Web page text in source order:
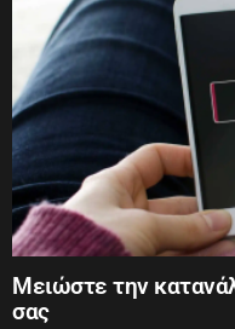
Μειώστε την
σας